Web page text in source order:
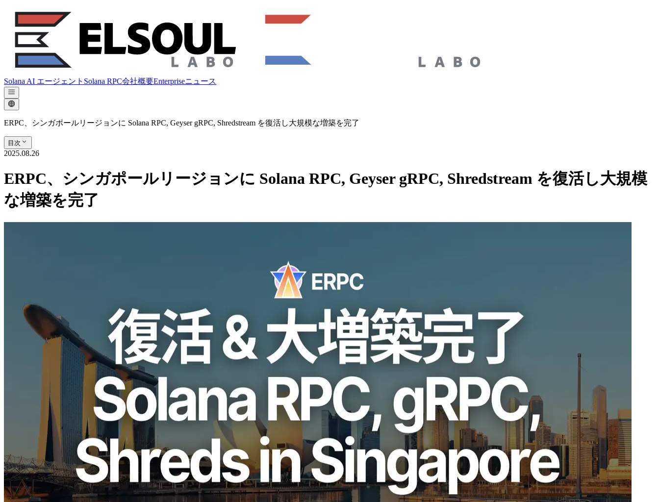
Solana AI エージェント Solana RPC会社概要Enterpriseニュース
ERPC、シンガポールリージョンに Solana RPC, Geyser gRPC, Shredstream を復活し大規模な増築を完了
目次
2025.08.26
ERPC、シンガポールリージョンに Solana RPC, Geyser gRPC, Shredstream を復活し大規模
な増築を完了